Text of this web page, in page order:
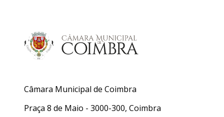
Câmara Municipal de Coimbra
Praça 8 de Maio - 3000-300, Coimbra